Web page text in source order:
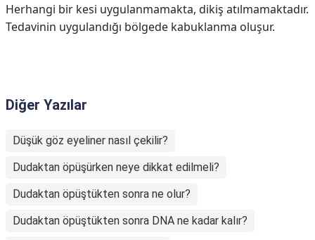
Herhangi bir kesi uygulanmamakta, dikiş atılmamaktadır.
Tedavinin uygulandığı bölgede kabuklanma oluşur.
Diğer Yazılar
Düşük göz eyeliner nasıl çekilir?
Dudaktan öpüşürken neye dikkat edilmeli?
Dudaktan öpüştükten sonra ne olur?
Dudaktan öpüştükten sonra DNA ne kadar kalır?